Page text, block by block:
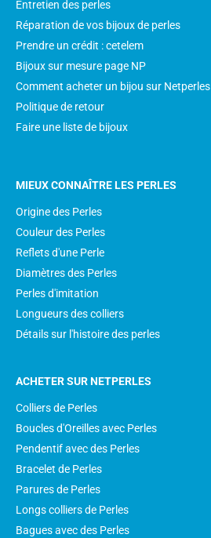
Entretien des perles
Réparation de vos bijoux de perles
Prendre un crédit : cetelem
Bijoux sur mesure page NP
Comment acheter un bijou sur Netperles
Politique de retour
Faire une liste de bijoux
MIEUX CONNAÎTRE LES PERLES
Origine des Perles
Couleur des Perles
Reflets d'une Perle
Diamètres des Perles
Perles d'imitation
Longueurs des colliers
Détails sur l'histoire des perles
ACHETER SUR NETPERLES
Colliers de Perles
Boucles d'Oreilles avec Perles
Pendentif avec des Perles
Bracelet de Perles
Parures de Perles
Longs colliers de Perles
Bagues avec des Perles